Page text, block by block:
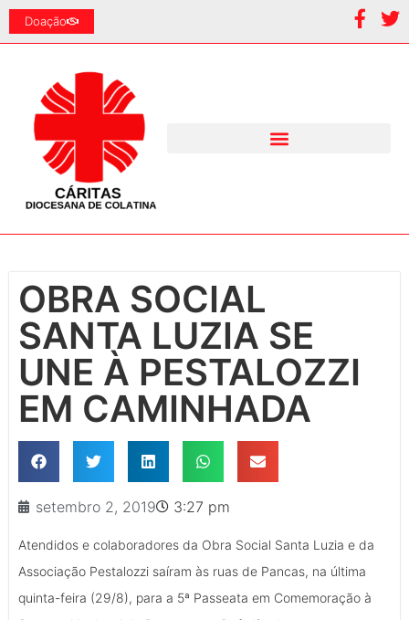
Doação
OBRA SOCIAL
SANTA LUZIA SE
UNE À PESTALOZZI
EM CAMINHADA
setembro 2, 2019 3:27 pm
Atendidos e colaboradores da Obra Social Santa Luzia e da
Associação Pestalozzi saíram às ruas de Pancas, na última
quinta-feira (29/8), para a 5ª Passeata em Comemoração à